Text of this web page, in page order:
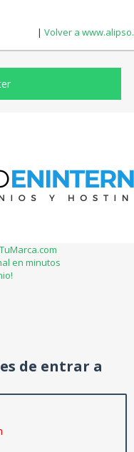
| Volver a
en minutos
de entrar a